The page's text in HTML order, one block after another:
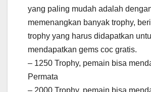
yang paling mudah adalah
memenangkan banyak trophy,
trophy yang harus didapatkan
mendapatkan gems coc gratis.
– 1250 Trophy, pemain bisa
Permata
– 2000 Trophy, pemain bisa